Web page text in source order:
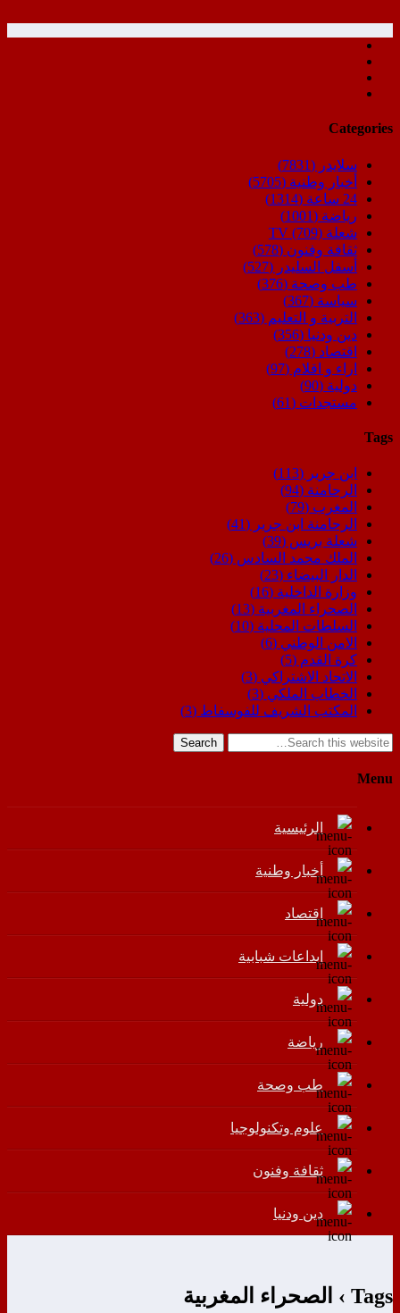
Categories
سلايدر (7831)
أخبار وطنية (5705)
24 ساعة
(1314)
رياضة (1001)
شعلة TV (709)
ثقافة وفنون (578)
أسفل السليدر (527)
طب وصحة (376)
سياسة (367)
التربية و التعليم (363)
دين ودنيا (356)
اقتصاد (278)
اراء و اقلام (97)
دولية (90)
مستجدات (61)
Tags
ابن جرير (113)
الرحامنة (94)
المغرب (79)
الرحامنة ابن جرير (41)
شعلة بريس (39)
الملك محمد السادس (26)
الدار البيضاء (23)
وزارة الداخلية (16)
الصحراء المغربية (13)
السلطات المحلية (10)
الامن الوطني (6)
كرة القدم (5)
الاتحاد الاشتراكي (3)
الخطاب الملكي (3)
المكتب الشريف للفوسفاط (3)
Search
Menu
الرئيسية
أخبار وطنية
اقتصاد
إبداعات شبابية
دولية
رياضة
طب وصحة
علوم وتكنولوجيا
ثقافة وفنون
دين ودنيا
Tags › الصحراء المغربية